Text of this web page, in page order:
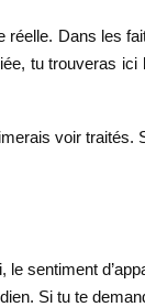
Dans les
tu trouveras
voir
sentiment
Si tu te